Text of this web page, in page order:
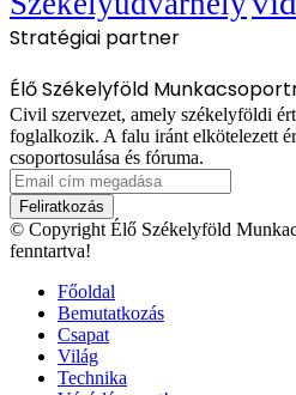
Stratégiai partner
Élő Székelyföld
Civil szervezet, amely székelyföldi
foglalkozik. A falu iránt elkötelezett
csoportosulása és fóruma.
Email
cím
megadása
© Copyright Élő Székelyföld
fenntartva!
Főoldal
Bemutatkozás
Csapat
Világ
Technika